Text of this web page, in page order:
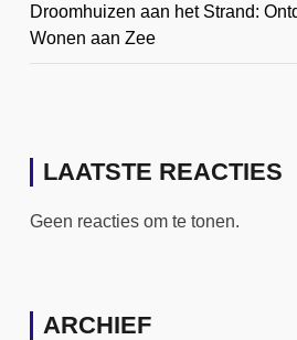
Droomhuizen aan het Strand:
Wonen aan Zee
LAATSTE REACTIES
Geen reacties om te tonen.
ARCHIEF